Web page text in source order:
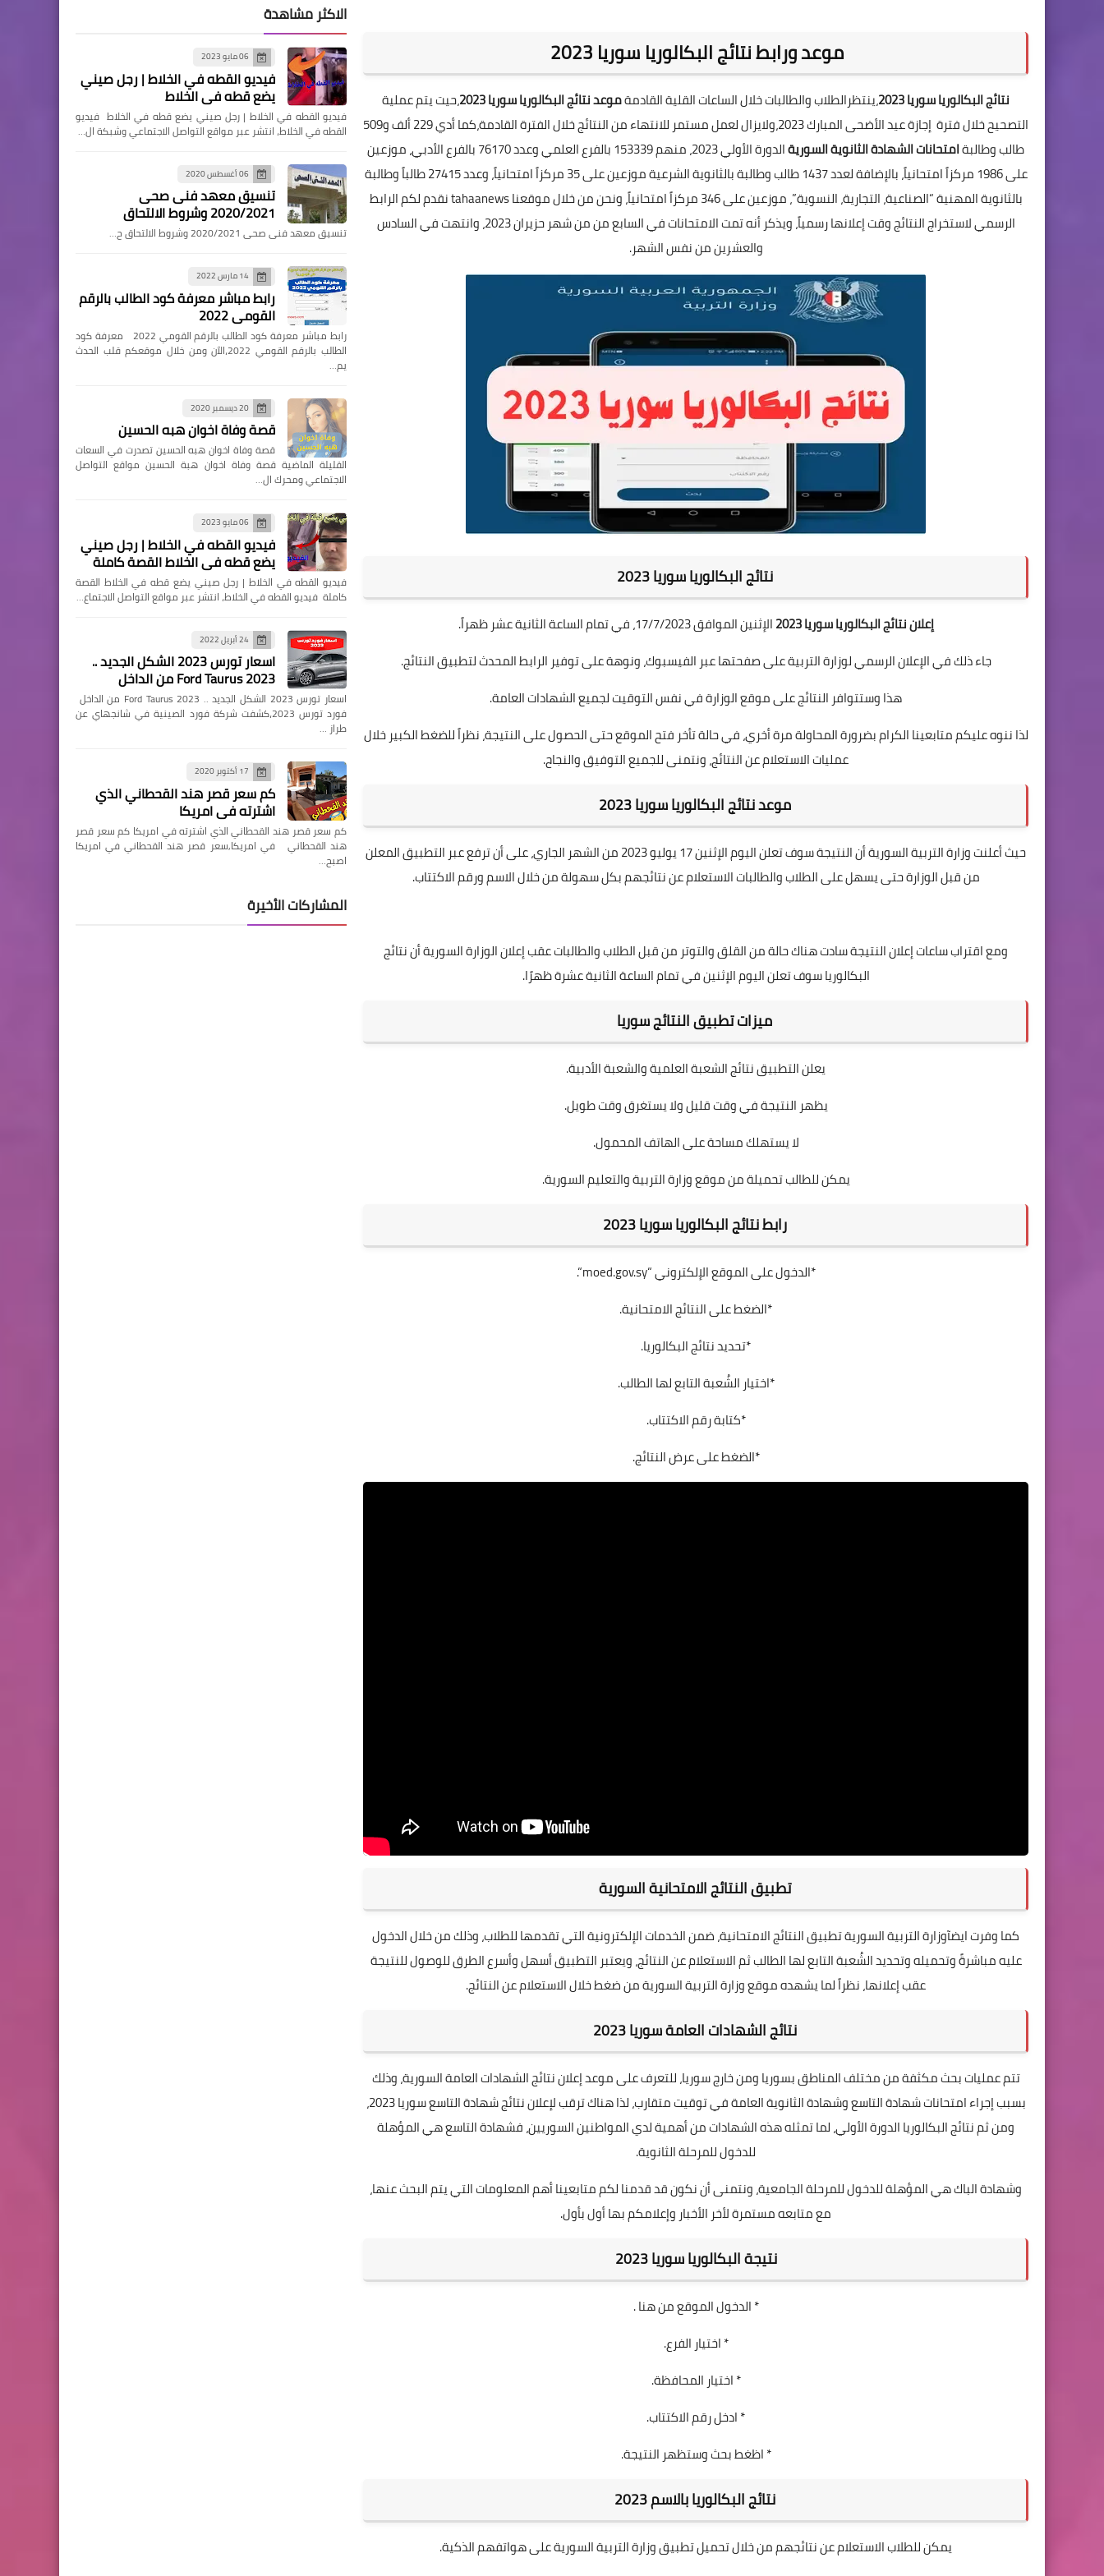
موعد ورابط نتائج البكالوريا سوريا 2023
نتائج البكالوريا سوريا 2023 ،ينتظرالطلاب والطالبات خلال الساعات القلية القادمةموعد نتائج البكالوريا سوريا 2023
،حيت يتم عملية
التصحيح خلال فترة إجازة عيد الأضحى المبارك 2023،ولايزال لعمل مستمر للانتهاء من النتائج خلال الفترة القادمة،كما أدي 229 ألف و509
طالب وطالبةامتحانات الشهادة الثانوية السورية
الدورة الأولي 2023، منهم 153339 بالفرع العلمي وعدد 76170 بالفرع الأدبي، موزعين
على 1986 مركزاً امتحانياً، بالإضافة لعدد 1437 طالب وطالبة بالثانوية الشرعية موزعين على 35 مركزاً امتحانياً، وعدد 27415 طالباً وطالبة
بالثانوية المهنية “الصناعية، التجارية، النسوية”، موزعين على 346 مركزاً امتحانياً، ونحن من خلال موقعنا
tahaanewsنقدم لكم الرابط
الرسمي لاستخراج النتائج وقت إعلانها رسمياً، ويذكر أنه تمت الامتحانات في السابع من من شهر حزيران 2023، وانتهت في السادس
والعشرين من نفس الشهر.
نتائج البكالوريا سوريا 2023
إعلان نتائج البكالوريا سوريا 2023
الإثنين الموافق 17/7/2023، في تمام الساعة الثانية عشر ظهراً.
جاء ذلك في الإعلان الرسمي لوزارة التربية على صفحتها عبر الفيسبوك، ونوهة على توفير الرابط المحدث لتطبيق النتائج.
هذا وستتوافر النتائج على موقع الوزارة في نفس التوقيت لجميع الشهادات العامة.
لذا ننوه عليكم متابعينا الكرام بضرورة المحاولة مرة أخري، في حالة تأخر فتح الموقع حتى الحصول على النتيجة، نظراً للضغط الكبير خلال
عمليات الاستعلام عن النتائج، ونتمنى للجميع التوفيق والنجاح.
موعد نتائج البكالوريا سوريا 2023
حيث أعلنت وزارة التربية السورية أن النتيجة سوف تعلن اليوم الإثنين 17 يوليو 2023 من الشهر الجاري، على أن ترفع عبر التطبيق المعلن
من قبل الوزارة حتى يسهل على الطلاب والطالبات الاستعلام عن نتائجهم بكل سهولة من خلال الاسم ورقم الاكتتاب.
ومع اقتراب ساعات إعلان النتيجة سادت هناك حالة من القلق والتوتر من قبل الطلاب والطالبات عقب إعلان الوزارة السورية أن نتائج
البكالوريا سوف تعلن اليوم الإثنين في تمام الساعة الثانية عشرة ظهرًا.
ميزات تطبيق النتائج سوريا
يعلن التطبيق نتائج الشعبة العلمية والشعبة الأدبية.
يظهر النتيجة في وقت قليل ولا يستغرق وقت طويل.
لا يستهلك مساحة على الهاتف المحمول.
يمكن للطالب تحميلة من موقع وزارة التربية والتعليم السورية.
رابط نتائج البكالوريا سوريا 2023
*الدخول على الموقع الإلكتروني “moed.gov.sy
“.
*الضغط على النتائج الامتحانية.
*تحديد نتائج البكالوريا.
*اختيار الشُعبة التابع لها الطالب.
*كتابة رقم الاكتتاب.
*الضغط على عرض النتائج.
تطبيق النتائج الامتحانية السورية
كما وفرت ايضآوزارة التربية السورية تطبيق النتائج الامتحانية، ضمن الخدمات الإلكترونية التي تقدمها للطلاب، وذلك من خلال الدخول
عليه مباشرةً وتحميله وتحديد الشُعبة التابع لها الطالب ثم الاستعلام عن النتائج، ويعتبر التطبيق أسهل وأسرع الطرق للوصول للنتيجة
عقب إعلانها، نظراً لما يشهده موقع وزارة التربية السورية من ضغط خلال الاستعلام عن النتائج.
نتائج الشهادات العامة سوريا 2023
تتم عمليات بحث مكثفة من مختلف المناطق بسوريا ومن خارج سوريا، للتعرف على موعد إعلان نتائج الشهادات العامة السورية، وذلك
بسبب إجراء امتحانات شهادة التاسع وشهادة الثانوية العامة في توقيت متقارب، لذا هناك ترقب لإعلان نتائج شهادة التاسع سوريا 2023،
ومن ثم نتائج البكالوريا الدورة الأولي، لما تمثله هذه الشهادات من أهمية لدي المواطنين السوريين، فشهادة التاسع هي المؤهلة
للدخول للمرحلة الثانوية.
وشهادة الباك هي المؤهلة للدخول للمرحلة الجامعية، ونتمنى أن نكون قد قدمنا لكم متابعينا أهم المعلومات التي يتم البحث عنها،
مع متابعه مستمرة لأخر الأخبار وإعلامكم بها أول بأول.
نتيجة البكالوريا سوريا 2023
* الدخول الموقعمن هنا.
* اختيار الفرع.
* اختيار المحافظة.
* ادخل رقم الاكتتاب.
* اظغط بحث وستظهر النتيجة.
نتائج البكالوريا بالاسم 2023
يمكن للطلاب الاستعلام عن نتائجهم من خلال تحميل تطبيق وزارة التربية السورية على هواتفهم الذكية.
الاكثر مشاهدة
06 مايو 2023
فيديو القطه في الخلاط | رجل صيني
يضع قطه في الخلاط
فيديو القطه في الخلاط | رجل صيني يضع قطه في الخلاط فيديو
القطه في الخلاط، انتشر عبر مواقع التواصل الاجتماعي وشبكة ال…
06 أغسطس 2020
تنسيق معهد فنى صحى
2020/2021 وشروط الالتحاق
تنسيق معهد فنى صحى 2020/2021 وشروط الالتحاق ح…
14 مارس 2022
رابط مباشر معرفة كود الطالب بالرقم
القومي 2022
رابط مباشر معرفة كود الطالب بالرقم القومي 2022 معرفة كود
الطالب بالرقم القومي 2022،الآن ومن خلال موقعكم قلب الحدث
يم…
20 ديسمبر 2020
قصة وفاة اخوان هبه الحسين
قصة وفاة اخوان هبه الحسين تصدرت في السعات
القليلة الماضية قصة وفاة اخوان هبة الحسين مواقع التواصل
الاجتماعي ومحرك ال…
06 مايو 2023
فيديو القطه في الخلاط | رجل صيني
يضع قطه في الخلاط القصة كاملة
فيديو القطه في الخلاط | رجل صيني يضع قطه في الخلاط القصة
كاملة فيديو القطه في الخلاط، انتشر عبر مواقع التواصل الاجتماع…
24 أبريل 2022
اسعار تورس 2023 الشكل الجديد ..
Ford Taurus 2023 من الداخل
اسعار تورس 2023 الشكل الجديد .. Ford Taurus 2023 من الداخل
فورد تورس 2023،كشفت شركة فورد الصينية في شانجهاي عن
طراز …
17 أكتوبر 2020
كم سعر قصر هند القحطاني الذي
اشترته في امريكا
كم سعر قصر هند القحطاني الذي اشترته في امريكا كم سعر قصر
هند القحطاني في امريكا,سعر قصر هند القحطاني في امريكا
اصبح…
المشاركات الأخيرة